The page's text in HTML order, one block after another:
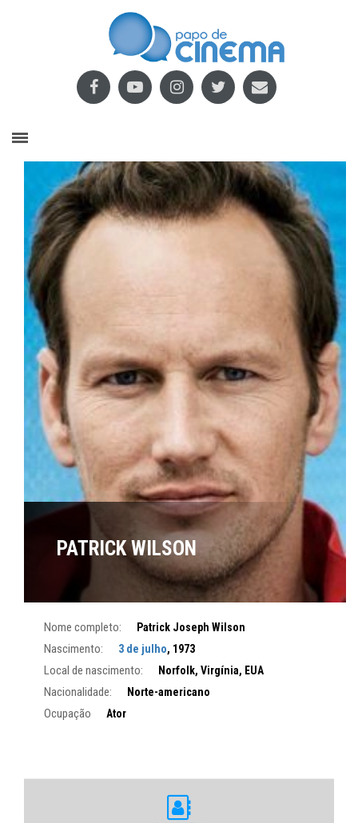
PATRICK WILSON
Nome completo: Patrick Joseph Wilson
Nascimento: 3 de julho, 1973
Local de nascimento: Norfolk, Virgínia, EUA
Nacionalidade: Norte-americano
Ocupação Ator